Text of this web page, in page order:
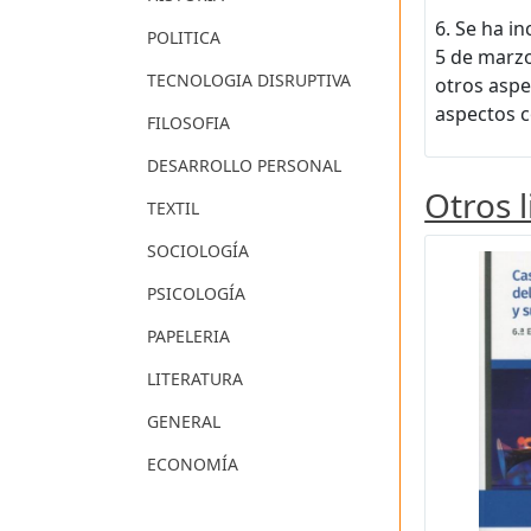
POLITICA
TECNOLOGIA DISRUPTIVA
FILOSOFIA
DESARROLLO PERSONAL
TEXTIL
SOCIOLOGÍA
PSICOLOGÍA
PAPELERIA
LITERATURA
GENERAL
ECONOMÍA
6. Se ha
5 de
otros
aspectos
Otros